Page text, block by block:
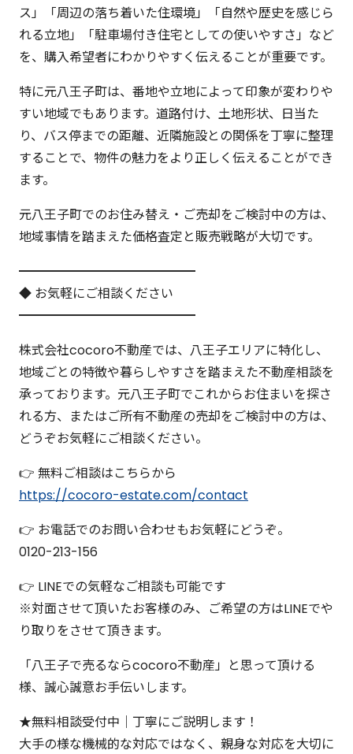
ス」「周辺の落ち着いた住環境」「自然や歴史を感じら
れる立地」「駐車場付き住宅としての使いやすさ」など
を、購入希望者にわかりやすく伝えることが重要です。
特に元八王子町は、番地や立地によって印象が変わりや
すい地域でもあります。道路付け、土地形状、日当た
り、バス停までの距離、近隣施設との関係を丁寧に整理
することで、物件の魅力をより正しく伝えることができ
ます。
元八王子町でのお住み替え・ご売却をご検討中の方は、
地域事情を踏まえた価格査定と販売戦略が大切です。
━━━━━━━━━━━━━━
◆ お気軽にご相談ください
━━━━━━━━━━━━━━
株式会社cocoro不動産では、八王子エリアに特化し、
地域ごとの特徴や暮らしやすさを踏まえた不動産相談を
承っております。元八王子町でこれからお住まいを探さ
れる方、またはご所有不動産の売却をご検討中の方は、
どうぞお気軽にご相談ください。
👉 無料ご相談はこちらから
https://cocoro-estate.com/contact
👉 お電話でのお問い合わせもお気軽にどうぞ。
0120-213-156
👉 LINEでの気軽なご相談も可能です
※対面させて頂いたお客様のみ、ご希望の方はLINEでや
り取りをさせて頂きます。
「八王子で売るならcocoro不動産」と思って頂ける
様、誠心誠意お手伝いします。
★無料相談受付中｜丁寧にご説明します！
大手の様な機械的な対応ではなく、親身な対応を大切に